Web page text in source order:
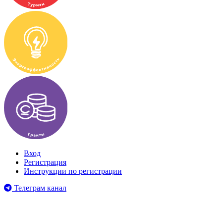
Вход
Регистрация
Инструкции по регистрации
Телеграм канал